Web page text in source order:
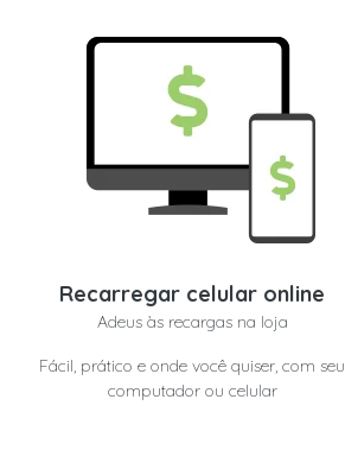
Recarregar celular online
Adeus às recargas na loja
Fácil, prático e onde você quiser, com seu
computador ou celular